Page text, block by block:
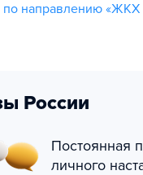
по направлению
России
Постоянная
личного